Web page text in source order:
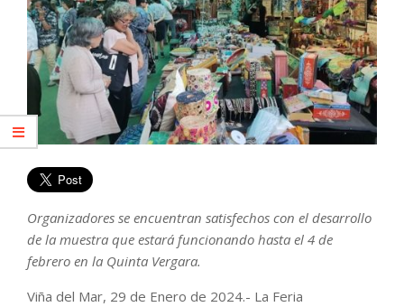
Organizadores se encuentran satisfechos con el desarrollo
de la muestra que estará funcionando hasta el 4 de
febrero en la Quinta Vergara.
Viña del Mar, 29 de Enero de 2024.- La Feria